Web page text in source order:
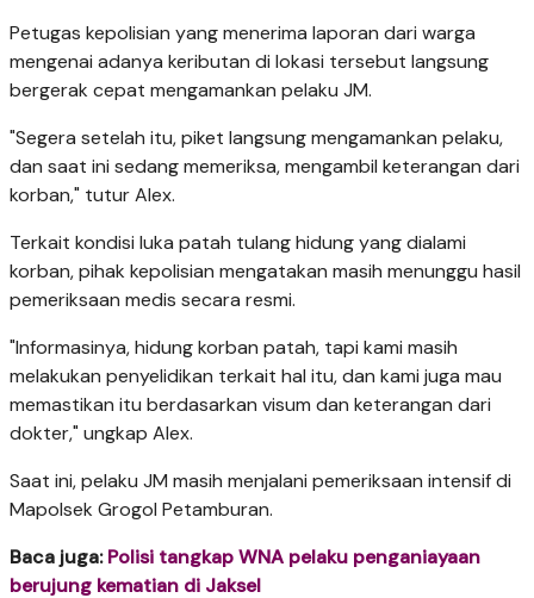
Petugas kepolisian yang menerima laporan dari warga
mengenai adanya keributan di lokasi tersebut langsung
bergerak cepat mengamankan pelaku JM.
"Segera setelah itu, piket langsung mengamankan pelaku,
dan saat ini sedang memeriksa, mengambil keterangan dari
korban," tutur Alex.
Terkait kondisi luka patah tulang hidung yang dialami
korban, pihak kepolisian mengatakan masih menunggu hasil
pemeriksaan medis secara resmi.
"Informasinya, hidung korban patah, tapi kami masih
melakukan penyelidikan terkait hal itu, dan kami juga mau
memastikan itu berdasarkan visum dan keterangan dari
dokter," ungkap Alex.
Saat ini, pelaku JM masih menjalani pemeriksaan intensif di
Mapolsek Grogol Petamburan.
Baca juga:Polisi tangkap WNA pelaku penganiayaan
berujung kematian di Jaksel